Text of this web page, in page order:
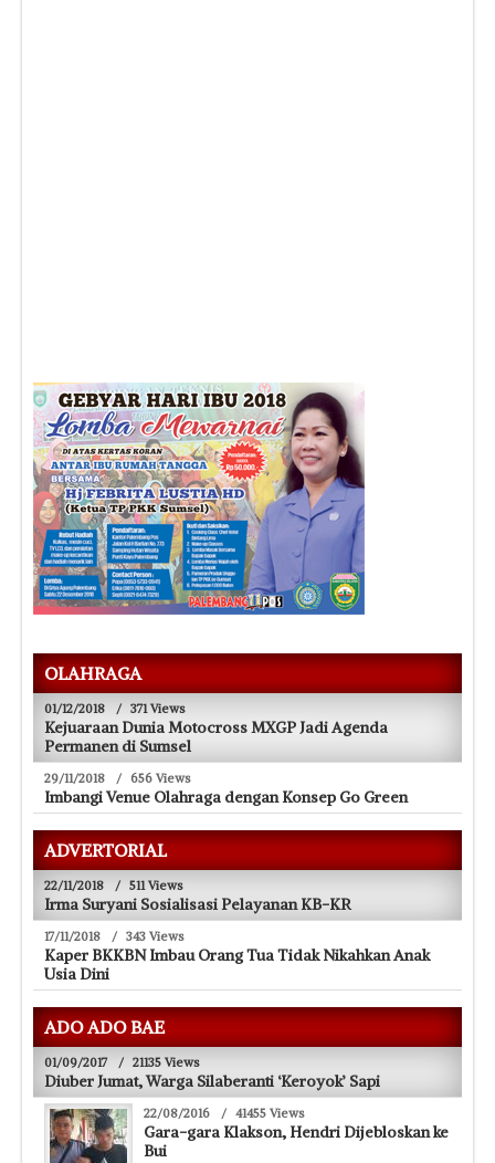
OLAHRAGA
01/12/2018 / 371 Views
Kejuaraan Dunia Motocross MXGP Jadi Agenda
Permanen di Sumsel
29/11/2018 / 656 Views
Imbangi Venue Olahraga dengan Konsep Go Green
ADVERTORIAL
22/11/2018 / 511 Views
Irma Suryani Sosialisasi Pelayanan KB-KR
17/11/2018 / 343 Views
Kaper BKKBN Imbau Orang Tua Tidak Nikahkan Anak
Usia Dini
ADO ADO BAE
01/09/2017 / 21135 Views
Diuber Jumat, Warga Silaberanti ‘Keroyok’ Sapi
22/08/2016 / 41455 Views
Gara-gara Klakson, Hendri Dijebloskan ke
Bui